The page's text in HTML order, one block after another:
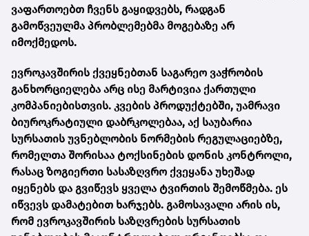
ვაფართოებთ ჩვენს გაყიდვებს, რადგან
გამოწვეულმა პრობლემებმა მოგებაზე არ
იმოქმედოს.
ევროკავშირის ქვეყნებთან საგარეო ვაჭრობის
განხორციელება არც ისე მარტივია ქართული
კომპანიებისთვის. კვების პროდუქტებში, უამრავი
ბიუროკრატიული დაბრკოლებაა, აქ საუბარია
სურსათის უვნებლობის ნორმების რეგულაციებზე,
რომელთა შორისაა ტოქსინების დონის კონტროლი,
რასაც ზოგიერთი სასაზღვრო ქვეყანა უხეშად
იყენებს და გვიწევს ყველა ტვირთის შემოწმება. ეს
იწვევს დამატებით ხარჯებს. გამოსავალი არის ის,
რომ ევროკავშირის საზღვრების სურსათის